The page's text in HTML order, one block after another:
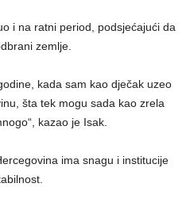
i na ratni period, podsjećajući da
zemlje.
kada sam kao dječak uzeo
šta tek mogu sada kao zrela
kazao je Isak.
ima snagu i institucije